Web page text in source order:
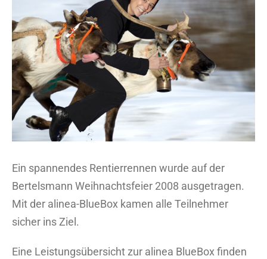
Ein spannendes Rentierrennen wurde auf der
Bertelsmann Weihnachtsfeier 2008 ausgetragen.
Mit der alinea-BlueBox kamen alle Teilnehmer
sicher ins Ziel.
Eine Leistungsübersicht zur alinea BlueBox finden